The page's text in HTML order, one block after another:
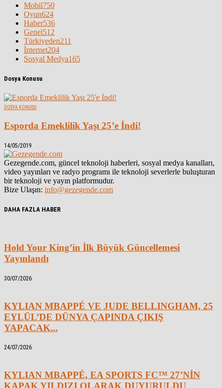
Mobil750
Oyun624
Haber536
Genel512
Türkiyeden211
İnternet204
Sosyal Medya165
Dosya Konusu
DOSYA KONUSU
Esporda Emeklilik Yaşı 25’e İndi!
14/05/2019
Gezegende.com, güncel teknoloji haberleri, sosyal medya kanalları,
video yayınları ve radyo programı ile teknoloji severlerle buluşturan
bir teknoloji ve yayın platformudur.
Bize Ulaşın: info@gezegende.com
DAHA FAZLA HABER
Hold Your King’in İlk Büyük Güncellemesi
Yayınlandı
30/07/2026
KYLIAN MBAPPÉ VE JUDE BELLINGHAM, 25
EYLÜL’DE DÜNYA ÇAPINDA ÇIKIŞ
YAPACAK...
24/07/2026
KYLIAN MBAPPÉ, EA SPORTS FC™ 27’NİN
KAPAK YILDIZI OLARAK DUYURULDU